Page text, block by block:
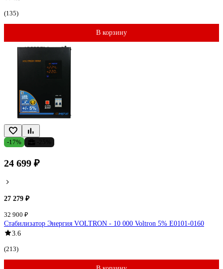
(135)
В корзину
-17%
24 699 ₽
27 279 ₽
32 900 ₽
Стабилизатор Энергия VOLTRON - 10 000 Voltron 5% Е0101-0160
3.6
(213)